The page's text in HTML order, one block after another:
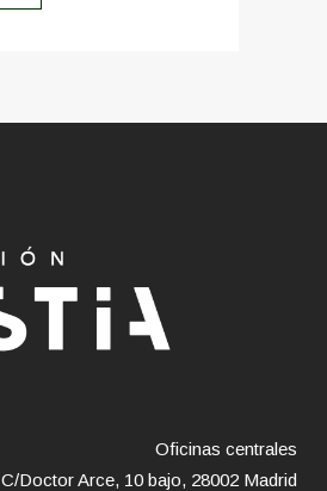
Oficinas centrales
C/Doctor Arce, 10 bajo, 28002 Madrid